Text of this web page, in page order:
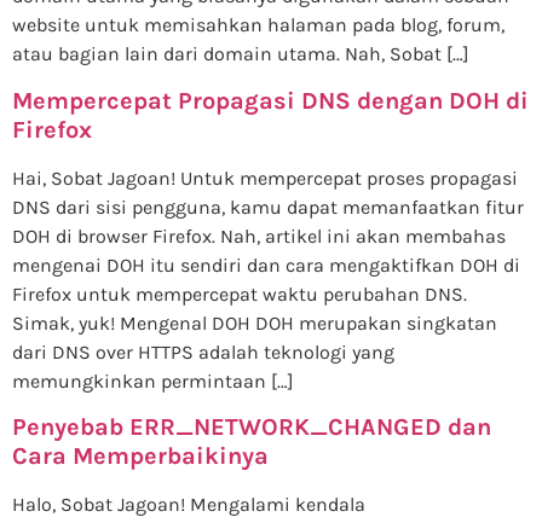
website untuk memisahkan halaman pada blog, forum,
atau bagian lain dari domain utama. Nah, Sobat […]
Mempercepat Propagasi DNS dengan DOH di
Firefox
Hai, Sobat Jagoan! Untuk mempercepat proses propagasi
DNS dari sisi pengguna, kamu dapat memanfaatkan fitur
DOH di browser Firefox. Nah, artikel ini akan membahas
mengenai DOH itu sendiri dan cara mengaktifkan DOH di
Firefox untuk mempercepat waktu perubahan DNS.
Simak, yuk! Mengenal DOH DOH merupakan singkatan
dari DNS over HTTPS adalah teknologi yang
memungkinkan permintaan […]
Penyebab ERR_NETWORK_CHANGED dan
Cara Memperbaikinya
Halo, Sobat Jagoan! Mengalami kendala